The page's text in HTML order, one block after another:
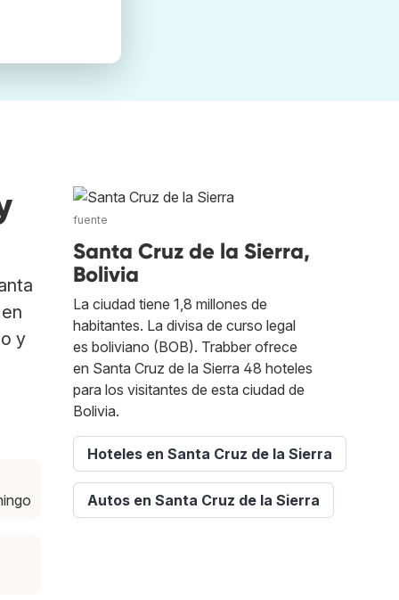
y
fuente
Santa Cruz de la Sierra,
Bolivia
La ciudad tiene 1,8 millones de
habitantes. La divisa de curso legal
es boliviano (BOB). Trabber ofrece
en Santa Cruz de la Sierra 48 hoteles
para los visitantes de esta ciudad de
Bolivia.
Hoteles en Santa Cruz de la Sierra
Autos en Santa Cruz de la Sierra